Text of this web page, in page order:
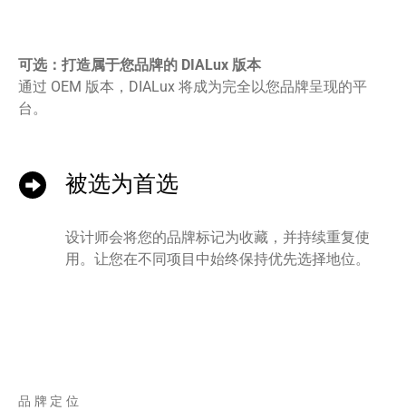
可选：打造属于您品牌的 DIALux 版本
通过 OEM 版本，DIALux 将成为完全以您品牌呈现的平
台。
被选为首选
设计师会将您的品牌标记为收藏，并持续重复使
用。让您在不同项目中始终保持优先选择地位。
品牌定位